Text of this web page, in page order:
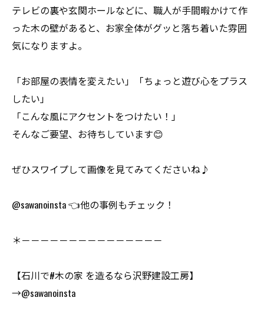
テレビの裏や玄関ホールなどに、職人が手間暇かけて作
った木の壁があると、お家全体がグッと落ち着いた雰囲
気になりますよ。
「お部屋の表情を変えたい」「ちょっと遊び心をプラス
したい」
「こんな風にアクセントをつけたい！」
そんなご要望、お待ちしています😊
ぜひスワイプして画像を見てみてくださいね♪
@sawanoinsta 👈他の事例もチェック！
＊－－－－－－－－－－－－－－－
【石川で#木の家 を造るなら沢野建設工房】
→@sawanoinsta